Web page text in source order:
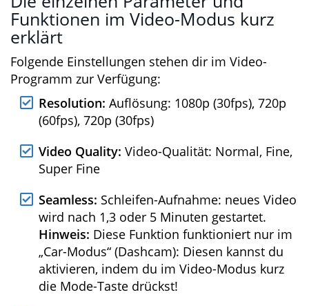
Format:Formatieren einer eingelegten
Speicherkarte…bitte immer nutzen, wenn
verwendet wird.
Die einzelnen Parameter und
Funktionen im Video-Modus kurz
erklärt
Folgende Einstellungen stehen dir im Video-
Programm zur Verfügung:
Resolution:Auflösung: 1080p (30fps), 720p
(60fps), 720p (30fps)
Video Quality:Video-Qualität: Normal,
Fine, Super Fine